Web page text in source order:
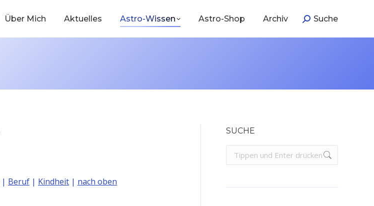
Über Mich Aktuelles Astro-Wissen Astro-Shop Archiv Search:
Suche
| Beruf | Kindheit | nach oben
SUCHE
Search: